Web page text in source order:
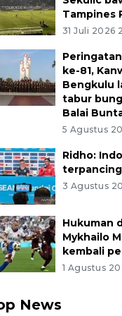
Tampines
31 Juli 2026
ke-81,
Bengkulu
tabur
Balai
5 Agustus
Ridho:
3 Agustus
Hukuman
Mykhailo
kembali
1 Agustus
News